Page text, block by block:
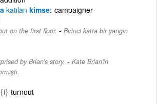
katılan kimse campaigner
on the first floor. - Birinci katta bir yangın
by Brian's story. - Kate Brian'in
{i} turnout